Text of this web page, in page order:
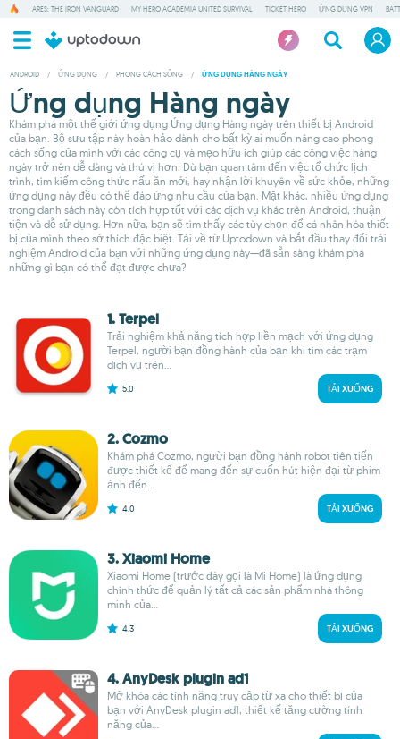
ARES: THE IRON VANGUARD MY HERO ACADEMIA UNITED SURVIVAL TICKET HERO ỨNG DỤNG VPN
ANDROID / ỨNG DỤNG / PHONG CÁCH SỐNG / ỨNG DỤNG HÀNG NGÀY
Ứng dụng Hàng ngày
Khám phá một thế giới ứng dụng Ứng dụng Hàng ngày trên thiết bị Android
của bạn. Bộ sưu tập này hoàn hảo dành cho bất kỳ ai muốn nâng cao phong
cách sống của mình với các công cụ và mẹo hữu ích giúp các công việc hàng
ngày trở nên dễ dàng và thú vị hơn. Dù bạn quan tâm đến việc tổ chức lịch
trình, tìm kiếm công thức nấu ăn mới, hay nhận lời khuyên về sức khỏe, những
ứng dụng này đều có thể đáp ứng nhu cầu của bạn. Mặt khác, nhiều ứng dụng
trong danh sách này còn tích hợp tốt với các dịch vụ khác trên Android, thuận
tiện và dễ sử dụng. Hơn nữa, bạn sẽ tìm thấy các tùy chọn để cá nhân hóa thiết
bị của mình theo sở thích đặc biệt. Tải về từ Uptodown và bắt đầu thay đổi trải
nghiệm Android của bạn với những ứng dụng này—đã sẵn sàng khám phá
những gì bạn có thể đạt được chưa?
1. Terpel
Trải nghiệm khả năng tích hợp liền mạch với ứng dụng
Terpel, người bạn đồng hành của bạn khi tìm các trạm
dịch vụ trên...
5.0 TẢI XUỐNG
2. Cozmo
Khám phá Cozmo, người bạn đồng hành robot tiên tiến
được thiết kế để mang đến sự cuốn hút hiện đại từ phim
ảnh đến...
4.0 TẢI XUỐNG
3. Xiaomi Home
Xiaomi Home (trước đây gọi là Mi Home) là ứng dụng
chính thức để quản lý tất cả các sản phẩm nhà thông
minh của...
4.3 TẢI XUỐNG
4. AnyDesk plugin ad1
Mở khóa các tính năng truy cập từ xa cho thiết bị của
bạn với AnyDesk plugin ad1, thiết kế tăng cường tính
năng của...